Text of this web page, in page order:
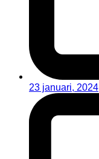
23 januari, 2024